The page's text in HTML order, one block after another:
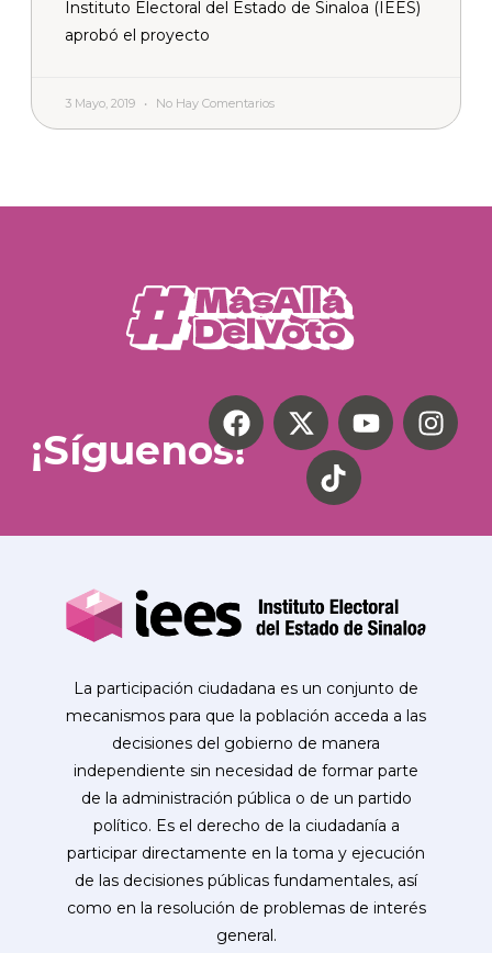
Instituto Electoral del Estado de Sinaloa (IEES)
aprobó el proyecto
3 Mayo, 2019 No Hay Comentarios
¡Síguenos!
La participación ciudadana es un conjunto de
mecanismos para que la población acceda a las
decisiones del gobierno de manera
independiente sin necesidad de formar parte
de la administración pública o de un partido
político. Es el derecho de la ciudadanía a
participar directamente en la toma y ejecución
de las decisiones públicas fundamentales, así
como en la resolución de problemas de interés
general.